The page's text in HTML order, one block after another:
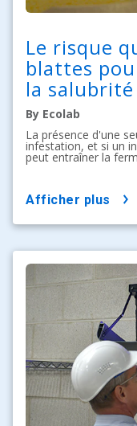
Le risque
blattes
la
By Ecolab
La présence d'une
infestation, et si un
peut entraîner la
afficher plus